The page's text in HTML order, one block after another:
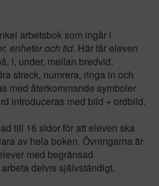
arbetsbok som ingår i
enheter och tid. Här får eleven
i, under, mellan bredvid.
streck, numrera, ringa in och
med återkommande symboler
introduceras med bild + ordbild.
till 16 sidor för att eleven ska
av hela boken. Övningarna är
med begränsad
delvis självständigt.